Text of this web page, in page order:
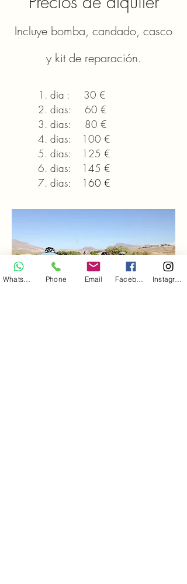
Incluye bomba, candado, casco
y kit de reparación.
dia : 30 €
dias: 60 €
dias: 80 €
dias: 100 €
dias: 125 €
dias: 145 €
dias: 160 €
Phone Email